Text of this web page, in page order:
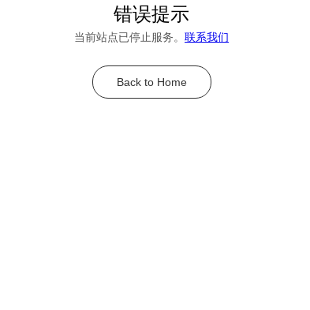
错误提示
当前站点已停止服务。 联系我们
Back to Home